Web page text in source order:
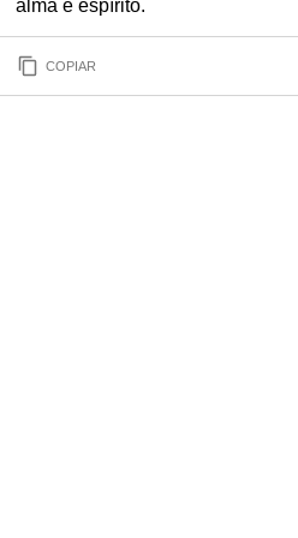
alma e espírito.
COPIAR